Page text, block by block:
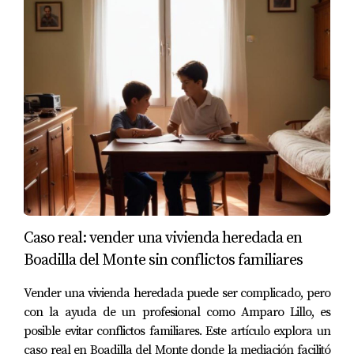
factor muy valorado por los compradores.
Acceso rápido a atención médica
La salud es una prioridad para todos, y saber que puedes
acceder fácilmente a atención médica puede ser un gran
alivio. La proximidad a centros médicos bien equipados
puede marcar la diferencia entre elegir una vivienda u
otra. Cuando se trata de familias con niños pequeños o
personas mayores, este aspecto se vuelve aún más
relevante.
Estrategias para enfatizar estos servicios
disponibilidad de servicios sanitarios al presentar una
propiedad. Esto incluye proporcionar información sobre
la calidad del servicio médico local, así como datos sobre
Caso real: vender una vivienda heredada en
Boadilla del Monte sin conflictos familiares
Vender una vivienda heredada puede ser complicado, pero
con la ayuda de un profesional como Amparo Lillo, es
posible evitar conflictos familiares. Este artículo explora un
caso real en Boadilla del Monte donde la mediación facilitó